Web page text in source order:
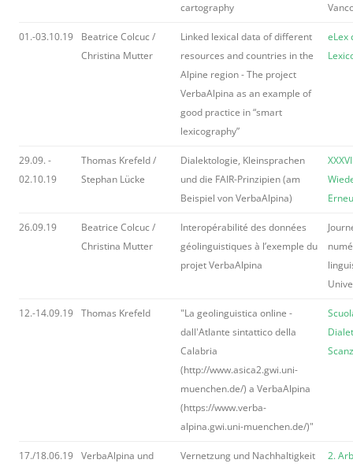
cartography
01.-03.10.19
Beatrice Colcuc /
Christina Mutter
Linked lexical data of different
resources and countries in the
Alpine region - The project
VerbaAlpina as an example of
good practice in “smart
lexicography”
eLex
29.09. -
02.10.19
Thomas Krefeld /
Stephan Lücke
Dialektologie, Kleinsprachen
und die FAIR-Prinzipien (am
Beispiel von VerbaAlpina)
26.09.19
Beatrice Colcuc /
Christina Mutter
Interopérabilité des données
géolinguistiques à l’exemple du
projet VerbaAlpina
12.-14.09.19 Thomas Krefeld
"La geolinguistica online -
dall'Atlante sintattico della
Calabria
(http://www.asica2.gwi.uni-
muenchen.de/) a VerbaAlpina
(https://www.verba-
alpina.gwi.uni-muenchen.de/)"
17./18.06.19 VerbaAlpina und
Vernetzung und Nachhaltigkeit
2.